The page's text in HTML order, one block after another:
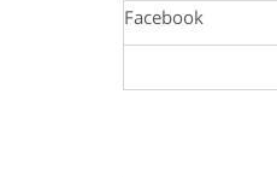
Facebook